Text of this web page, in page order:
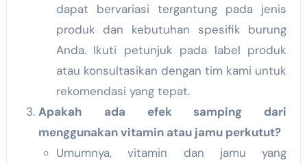
dapat bervariasi tergantung pada jenis
produk dan kebutuhan spesifik burung
Anda. Ikuti petunjuk pada label produk
atau konsultasikan dengan tim kami untuk
rekomendasi yang tepat.
Apakah ada efek samping dari
menggunakan vitamin atau jamu perkutut?
Umumnya, vitamin dan jamu yang